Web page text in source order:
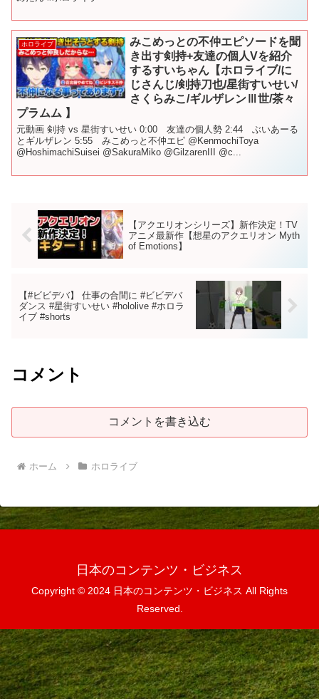
ホロライブ
みこめっとの不仲エピソードを聞
き出す剣持+友達の個人Vを紹介
するすいちゃん【ホロライブ/に
じさんじ/剣持刀也/星街すいせい/
さくらみこ/ギルザレンⅢ世/茶々
プラムム 】
元動画 剣持 vs 星街すいせい 0:00 友達の個人勢 2:44 ぶいあーる
とギルザレン 5:55 みこめっと不仲エピ @KenmochiToya
@HoshimachiSuisei @SakuraMiko @GilzarenIII @c...
【アクエリオンシリーズ】新作決定！TV
アニメ最新作【想星のアクエリオン Myth
of Emotions】
【#ビビデバ】 仕事の合間に #ビビデバ
ダンス #星街すいせい #hololive #ホロラ
イブ #shorts
コメント
コメントを書き込む
ホーム ホロライブ
日本のコンテンツ・ビジネス
Copyright © 2024 日本のコンテンツ・ビジネス All Rights
Reserved.